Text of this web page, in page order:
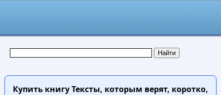
Купить книгуТексты, которым верят, коротко,